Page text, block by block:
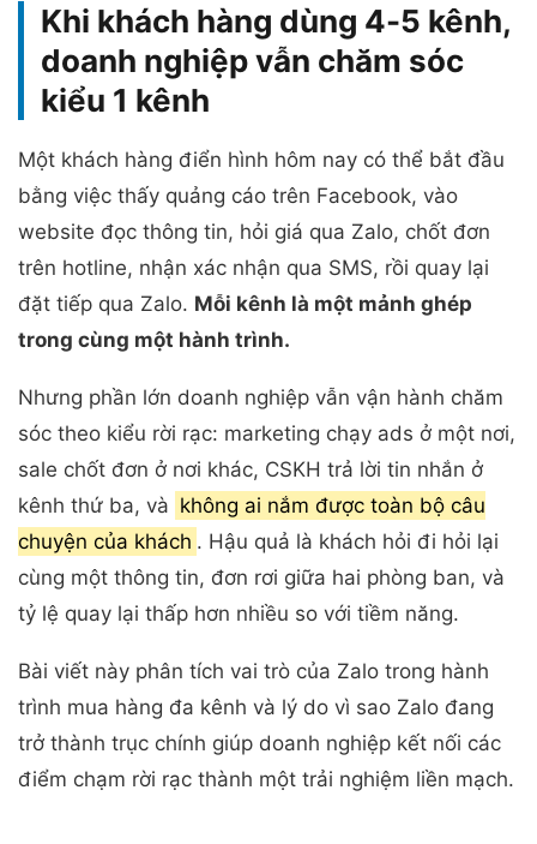
Khi khách hàng dùng 4-5 kênh,
doanh nghiệp vẫn chăm sóc
kiểu 1 kênh
Một khách hàng điển hình hôm nay có thể bắt đầu
bằng việc thấy quảng cáo trên Facebook, vào
website đọc thông tin, hỏi giá qua Zalo, chốt đơn
trên hotline, nhận xác nhận qua SMS, rồi quay lại
đặt tiếp qua Zalo. Mỗi kênh là một mảnh ghép
trong cùng một hành trình.
Nhưng phần lớn doanh nghiệp vẫn vận hành chăm
sóc theo kiểu rời rạc: marketing chạy ads ở một nơi,
sale chốt đơn ở nơi khác, CSKH trả lời tin nhắn ở
kênh thứ ba, và không ai nắm được toàn bộ câu
chuyện của khách . Hậu quả là khách hỏi đi hỏi lại
cùng một thông tin, đơn rơi giữa hai phòng ban, và
tỷ lệ quay lại thấp hơn nhiều so với tiềm năng.
Bài viết này phân tích vai trò của Zalo trong hành
trình mua hàng đa kênh và lý do vì sao Zalo đang
trở thành trục chính giúp doanh nghiệp kết nối các
điểm chạm rời rạc thành một trải nghiệm liền mạch.